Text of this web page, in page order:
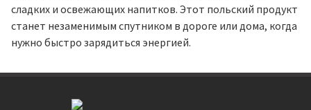
сладких и освежающих напитков. Этот польский продукт
станет незаменимым спутником в дороге или дома, когда
нужно быстро зарядиться энергией.